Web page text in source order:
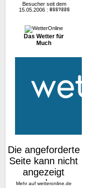
Besucher seit dem
15.05.2006 :
Das Wetter für
Much
Mehr auf wetteronline.de